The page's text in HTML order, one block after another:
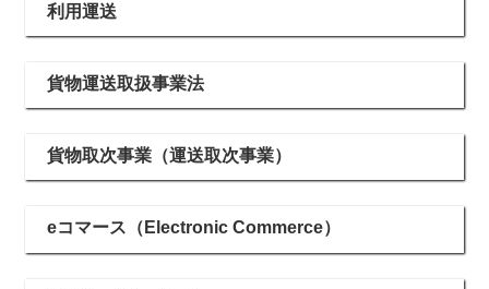
利用運送
貨物運送取扱事業法
貨物取次事業（運送取次事業）
eコマース（Electronic Commerce）